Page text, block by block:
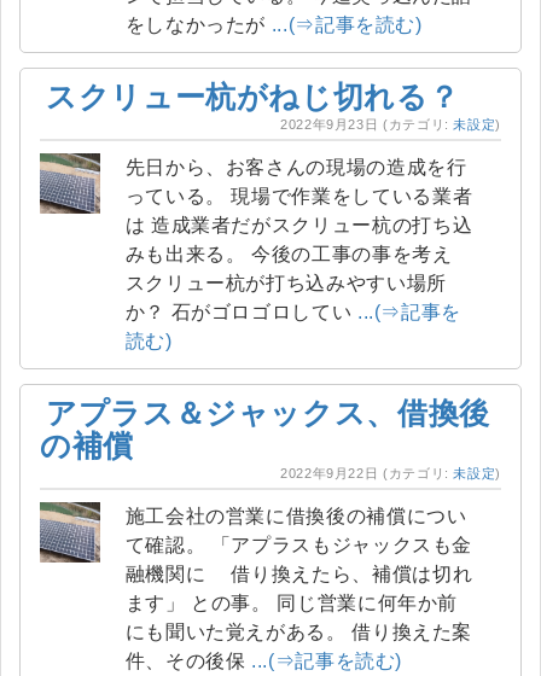
をしなかったが ...(⇒記事を読む)
スクリュー杭がねじ切れる？
2022年9月23日 (カテゴリ:未設定)
先日から、お客さんの現場の造成を行
っている。 現場で作業をしている業者
は 造成業者だがスクリュー杭の打ち込
みも出来る。 今後の工事の事を考え
スクリュー杭が打ち込みやすい場所
か？ 石がゴロゴロしてい ...(⇒記事を
読む)
アプラス＆ジャックス、借換後
の補償
2022年9月22日 (カテゴリ:未設定)
施工会社の営業に借換後の補償につい
て確認。 「アプラスもジャックスも金
融機関に 借り換えたら、補償は切れ
ます」 との事。 同じ営業に何年か前
にも聞いた覚えがある。 借り換えた案
件、その後保 ...(⇒記事を読む)